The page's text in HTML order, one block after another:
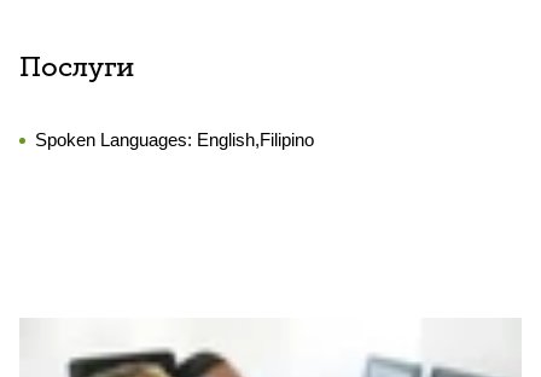
Послуги
Spoken Languages: English,Filipino